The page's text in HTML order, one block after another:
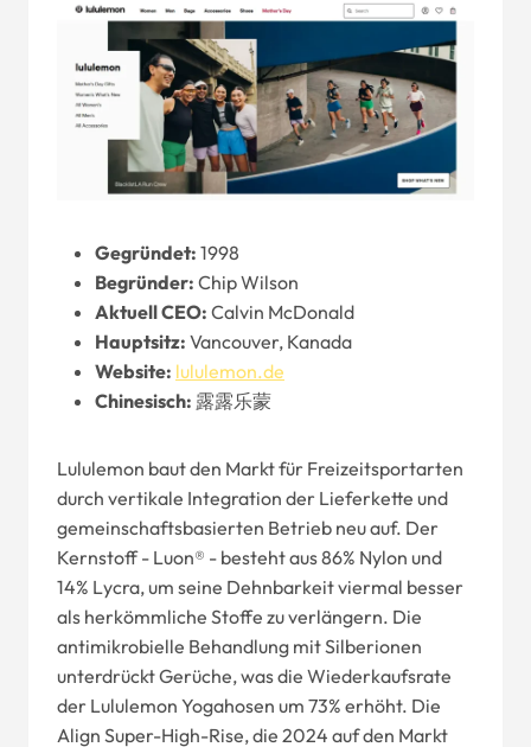
Gegründet: 1998
Begründer: Chip Wilson
AktuellCEO: Calvin McDonald
Hauptsitz: Vancouver, Kanada
Website: lululemon.de
Chinesisch: 露露乐蒙
Lululemon baut den Markt für Freizeitsportarten
durch vertikale Integration der Lieferkette und
gemeinschaftsbasierten Betrieb neu auf. Der
Kernstoff - Luon® - besteht aus 86% Nylon und
14% Lycra, um seine Dehnbarkeit viermal besser
als herkömmliche Stoffe zu verlängern. Die
antimikrobielle Behandlung mit Silberionen
unterdrückt Gerüche, was die Wiederkaufsrate
der Lululemon Yogahosen um 73% erhöht. Die
Align Super-High-Rise, die 2024 auf den Markt